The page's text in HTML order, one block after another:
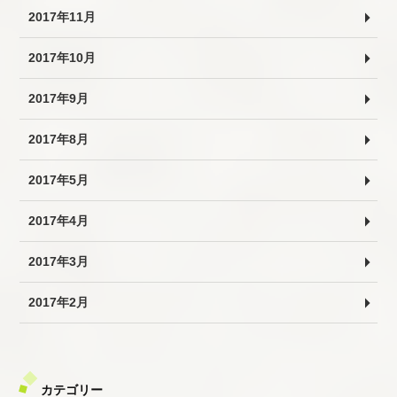
2017年11月
2017年10月
2017年9月
2017年8月
2017年5月
2017年4月
2017年3月
2017年2月
カテゴリー